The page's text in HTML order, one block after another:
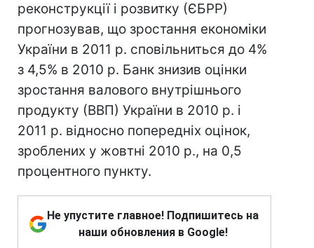
реконструкції і розвитку (ЄБРР)
прогнозував, що зростання економіки
України в 2011 р. сповільниться до 4%
з 4,5% в 2010 р. Банк знизив оцінки
зростання валового внутрішнього
продукту (ВВП) України в 2010 р. і
2011 р. відносно попередніх оцінок,
зроблених у жовтні 2010 р., на 0,5
процентного пункту.
Не упустите главное! Подпишитесь на
наши обновления в Google!